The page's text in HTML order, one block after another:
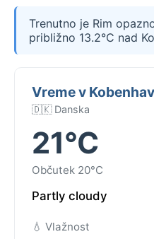
Trenutno je Rim
približno 13.2°C nad
Vreme v
🇩🇰 Danska
21°C
Občutek 20°C
Partly cloudy
💧 Vlažnost